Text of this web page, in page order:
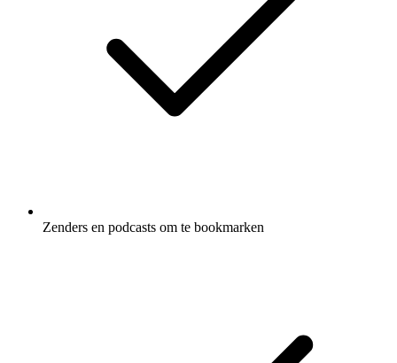
Zenders en podcasts om te bookmarken